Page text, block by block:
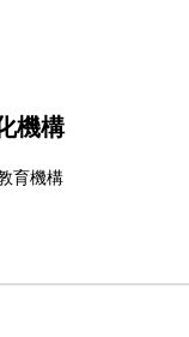
機構
育機構